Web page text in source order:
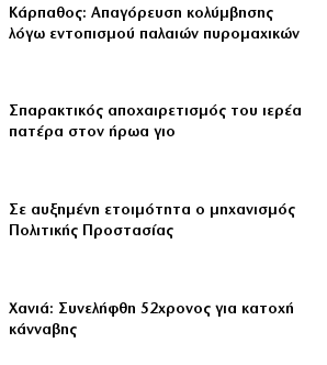
Κάρπαθος: Απαγόρευση κολύμβησης
λόγω εντοπισμού παλαιών πυρομαχικών
Σπαρακτικός αποχαιρετισμός του ιερέα
πατέρα στον ήρωα γιο
Σε αυξημένη ετοιμότητα ο μηχανισμός
Πολιτικής Προστασίας
Χανιά: Συνελήφθη 52χρονος για κατοχή
κάνναβης